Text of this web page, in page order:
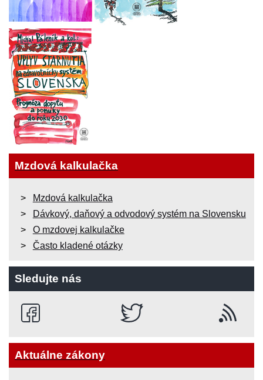
Mzdová kalkulačka
Mzdová kalkulačka
Dávkový, daňový a odvodový systém na Slovensku
O mzdovej kalkulačke
Často kladené otázky
Sledujte nás
Aktuálne zákony